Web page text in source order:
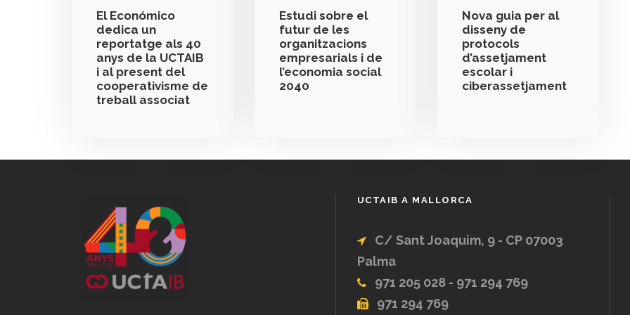
El Económico
dedica un
reportatge als 40
anys de la UCTAIB
i al present del
cooperativisme de
treball associat
Estudi sobre el
futur de les
organitzacions
empresarials i de
l’economia social
2040
Nova guia per al
disseny de
protocols
d’assetjament
escolar i
ciberassetjament
UCTAIB A MALLORCA
C/ Sant Joaquim, 9 - CP 07003
Palma
971 205 028 - 971 294 769
971 294 769